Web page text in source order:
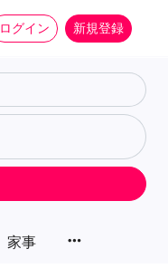
ログイン 新規登録
家事 more_horiz